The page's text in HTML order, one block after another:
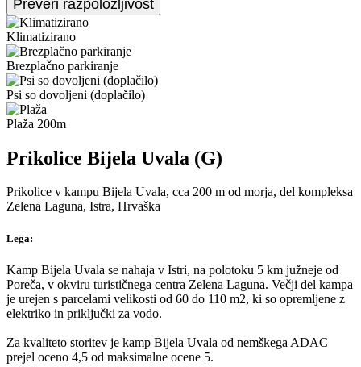
Klimatizirano
Brezplačno parkiranje
Psi so dovoljeni (doplačilo)
Plaža 200m
Prikolice Bijela Uvala (G)
Prikolice v kampu Bijela Uvala, cca 200 m od morja, del kompleksa
Zelena Laguna, Istra, Hrvaška
Lega:
Kamp Bijela Uvala se nahaja v Istri, na polotoku 5 km južneje od
Poreča, v okviru turističnega centra Zelena Laguna. Večji del kampa
je urejen s parcelami velikosti od 60 do 110 m2, ki so opremljene z
elektriko in priključki za vodo.
Za kvaliteto storitev je kamp Bijela Uvala od nemškega ADAC
prejel oceno 4,5 od maksimalne ocene 5.